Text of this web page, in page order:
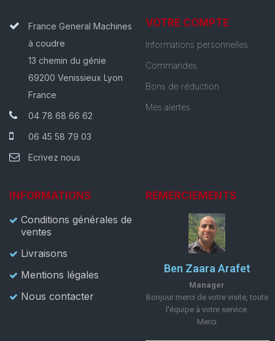
France General Machines
à coudre
13 chemin du génie
69200 Venissieux Lyon
France
04 78 68 66 62
06 45 58 79 03
Ecrivez nous
VOTRE COMPTE
Informations personnelles
Commandes
Bons de réduction
Mes alertes
INFORMATIONS
Conditions générales de
ventes
Livraisons
Mentions légales
Nous contacter
REMERCIEMENTS
Ben Zaara Arafet
Manager
Bonjour merci de votre visite, toute
l'équipe à votre service.
Merci